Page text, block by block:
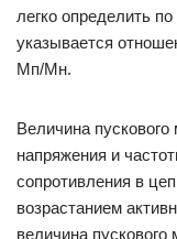
легко определить
указывается
Мп/Мн.
Величина
напряжения и
сопротивления в
возрастанием
величина